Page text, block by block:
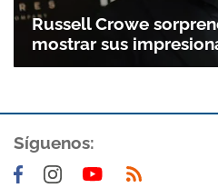
Russell Crowe
mostrar sus
Síguenos: